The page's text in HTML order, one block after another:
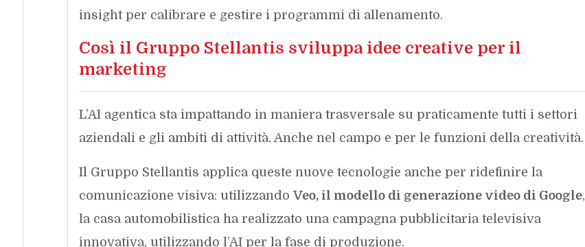
insight per calibrare e gestire i programmi di allenamento.
Così il Gruppo Stellantis sviluppa idee creative per il
marketing
L’AI agentica sta impattando in maniera trasversale su praticamente tutti i settori
aziendali e gli ambiti di attività. Anche nel campo e per le funzioni della creatività.
Il Gruppo Stellantis applica queste nuove tecnologie anche per ridefinire la
comunicazione visiva: utilizzando Veo, il modello di generazione video di Google,
la casa automobilistica ha realizzato una campagna pubblicitaria televisiva
innovativa, utilizzando l’AI per la fase di produzione.